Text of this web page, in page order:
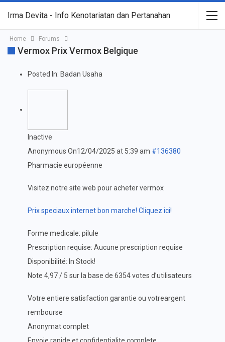
Irma Devita - Info Kenotariatan dan Pertanahan
Home Forums
Vermox Prix Vermox Belgique
Posted In: Badan Usaha
Inactive
Anonymous On12/04/2025 at 5:39 am #136380
Pharmacie européenne
Visitez notre site web pour acheter vermox
Prix speciaux internet bon marche! Cliquez ici!
Forme medicale: pilule
Prescription requise: Aucune prescription requise
Disponibilité: In Stock!
Note 4,97 / 5 sur la base de 6354 votes d’utilisateurs
Votre entiere satisfaction garantie ou votreargent
rembourse
Anonymat complet